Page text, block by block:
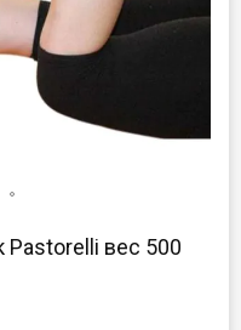
Pastorelli вес 500